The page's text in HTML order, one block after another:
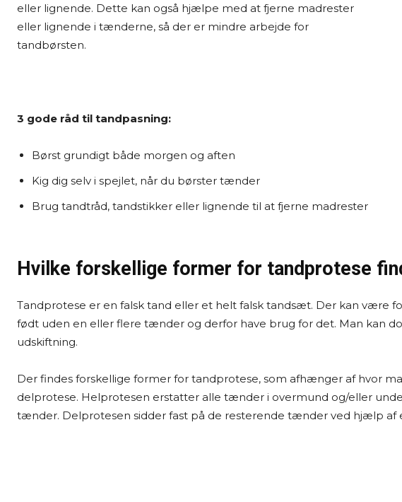
eller lignende. Dette kan også hjælpe med at fjerne madrester
eller lignende i tænderne, så der er mindre arbejde for
tandbørsten.
3 gode råd til tandpasning:
Børst grundigt både morgen og aften
Kig dig selv i spejlet, når du børster tænder
Brug tandtråd, tandstikker eller lignende til at fjerne madrester
Hvilke forskellige former for tandprotese
Tandprotese er en falsk tand eller et helt falsk tandsæt. Der kan være
født uden en eller flere tænder og derfor have brug for det. Man kan
udskiftning.
Der findes forskellige former for tandprotese, som afhænger af hvor
delprotese. Helprotesen erstatter alle tænder i overmund og/eller
tænder. Delprotesen sidder fast på de resterende tænder ved hjælp af